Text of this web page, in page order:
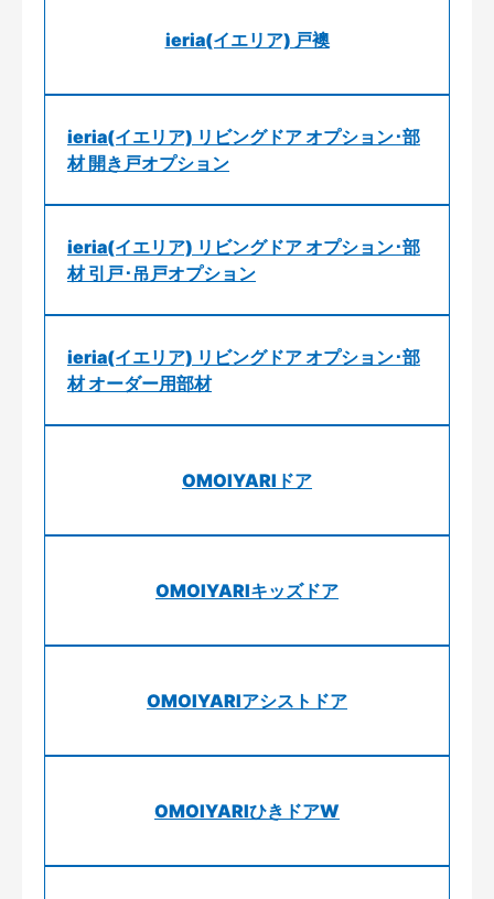
ieria(イエリア) 戸襖
ieria(イエリア) リビングドア オプション･部
材 開き戸オプション
ieria(イエリア) リビングドア オプション･部
材 引戸･吊戸オプション
ieria(イエリア) リビングドア オプション･部
材 オーダー用部材
OMOIYARIドア
OMOIYARIキッズドア
OMOIYARIアシストドア
OMOIYARIひきドアW